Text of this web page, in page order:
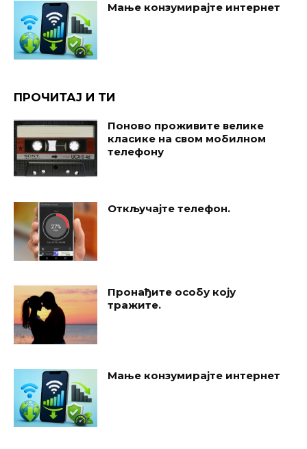
Мање конзумирајте интернет
ПРОЧИТАЈ И ТИ
Поново проживите велике
класике на свом мобилном
телефону
Откључајте телефон.
Пронађите особу коју
тражите.
Мање конзумирајте интернет